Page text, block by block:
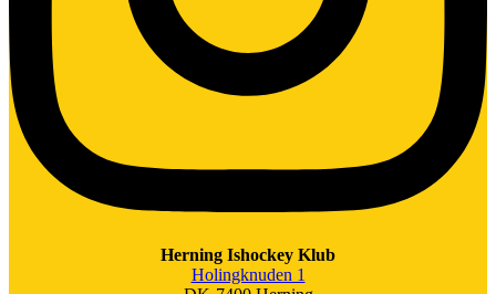
Herning Ishockey Klub
Holingknuden 1